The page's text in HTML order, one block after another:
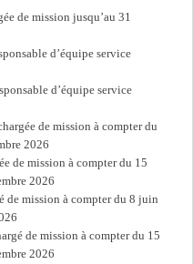
de mission jusqu’au 31
d’équipe service
d’équipe service
de mission à compter du
2026
de mission à compter du 15
2026
de mission à compter du 8 juin
de mission à compter du 15
2026